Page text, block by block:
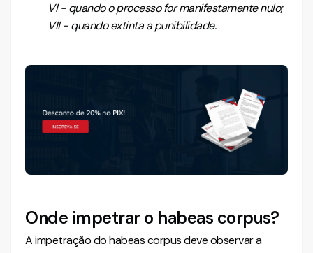
VI - quando o processo for manifestamente nulo;
VII - quando extinta a punibilidade.
Onde impetrar o habeas corpus?
A impetração do habeas corpus deve observar a